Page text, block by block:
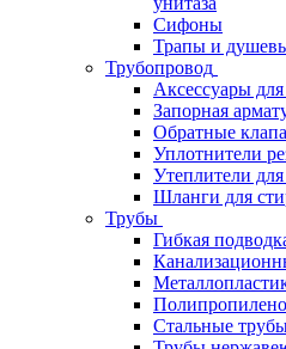
Сифоны
Трапы и
Трубопровод
Аксессуары
Запорная
Обратные
Уплотнители
Утеплители
Шланги для
Трубы
Гибкая
Стальные